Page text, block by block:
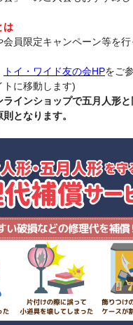
は
員限定キャンペーン等を
トイ・ワイド友の会HPをご
トに移動します)
インショップで五月人形と
となります。